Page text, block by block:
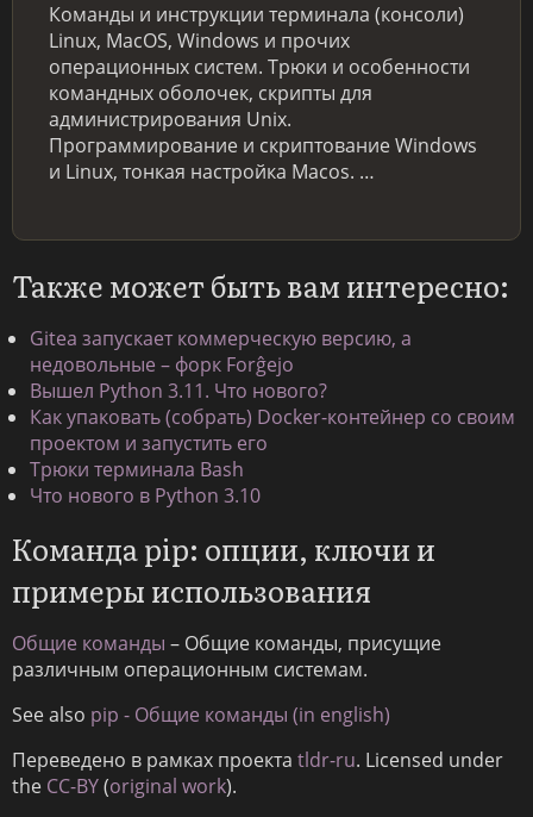
Команды и инструкции терминала (консоли)
Linux, MacOS, Windows и прочих
операционных систем. Трюки и особенности
командных оболочек, скрипты для
администрирования Unix.
Программирование и скриптование Windows
и Linux, тонкая настройка Macos. …
Также может быть вам интересно:
Gitea запускает коммерческую версию, а
недовольные – форк Forĝejo
Вышел Python 3.11. Что нового?
Как упаковать (собрать) Docker-контейнер со своим
проектом и запустить его
Трюки терминала Bash
Что нового в Python 3.10
Команда pip: опции, ключи и
примеры использования
Общие команды – Общие команды, присущие
различным операционным системам.
See also pip - Общие команды (in english)
Переведено в рамках проекта tldr-ru. Licensed under
the CC-BY(original work).